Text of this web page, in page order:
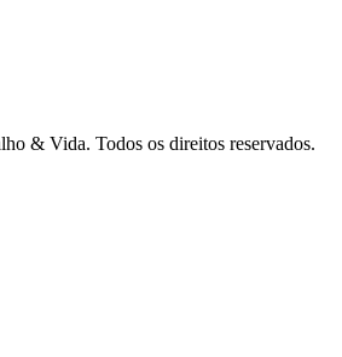
& Vida. Todos os direitos reservados.